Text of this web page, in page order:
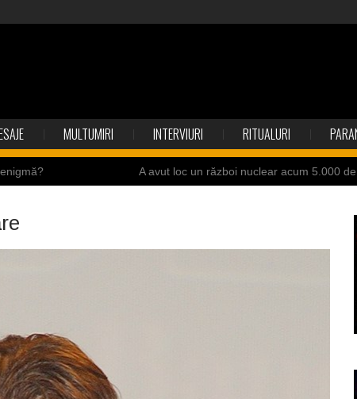
MULTUMIRI INTERVIURI RITUALURI
A avut loc un război nuclear acum 5.000